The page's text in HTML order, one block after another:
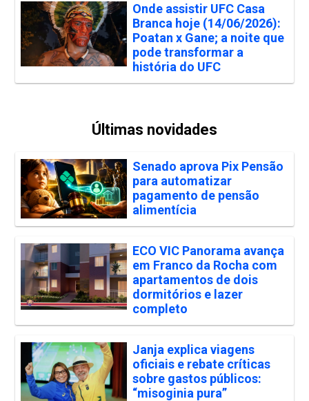
Onde assistir UFC Casa
Branca hoje (14/06/2026):
Poatan x Gane; a noite que
pode transformar a
história do UFC
Últimas novidades
Senado aprova Pix Pensão
para automatizar
pagamento de pensão
alimentícia
ECO VIC Panorama avança
em Franco da Rocha com
apartamentos de dois
dormitórios e lazer
completo
Janja explica viagens
oficiais e rebate críticas
sobre gastos públicos:
“misoginia pura”